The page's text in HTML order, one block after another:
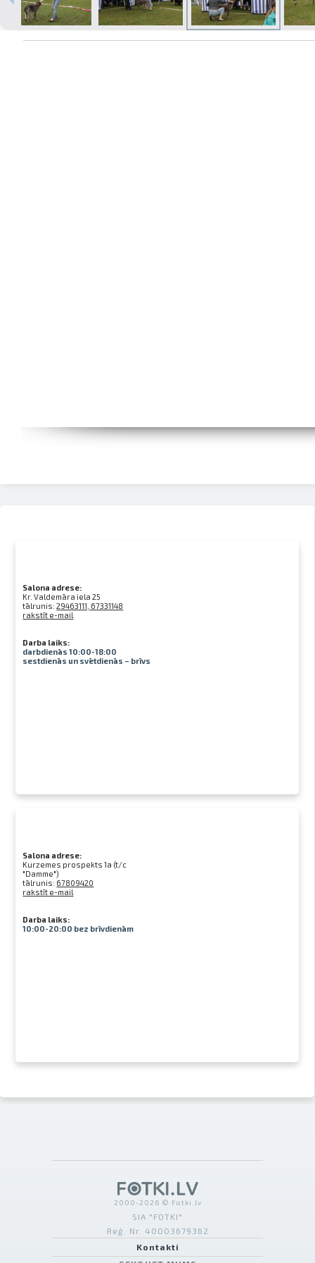
Izdrukas 1h laikā Rīgā – pasūtiet
Salona adrese:
Kr. Valdemāra iela 25
tālrunis:29463111, 67331148
rakstīt e-mail
Darba laiks:
darbdienās 10:00-18:00
sestdienās un svētdienās – brīvs
Salona adrese:
Kurzemes prospekts 1a (t/c
"Damme")
tālrunis: 67809420
rakstīt e-mail
Darba laiks:
10:00-20:00 bez brīvdienām
2000-2026 © Fotki.lv
SIA "FOTKI"
Reģ. Nr. 40003679362
Kontakti